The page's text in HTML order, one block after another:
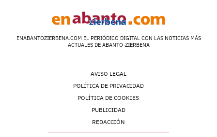
ENABANTOZIERBENA.COM EL PERIÓDICO DIGITAL CON LAS NOTICIAS MÁS
ACTUALES DE ABANTO-ZIERBENA
AVISO LEGAL
POLÍTICA DE PRIVACIDAD
POLÍTICA DE COOKIES
PUBLICIDAD
REDACCIÓN